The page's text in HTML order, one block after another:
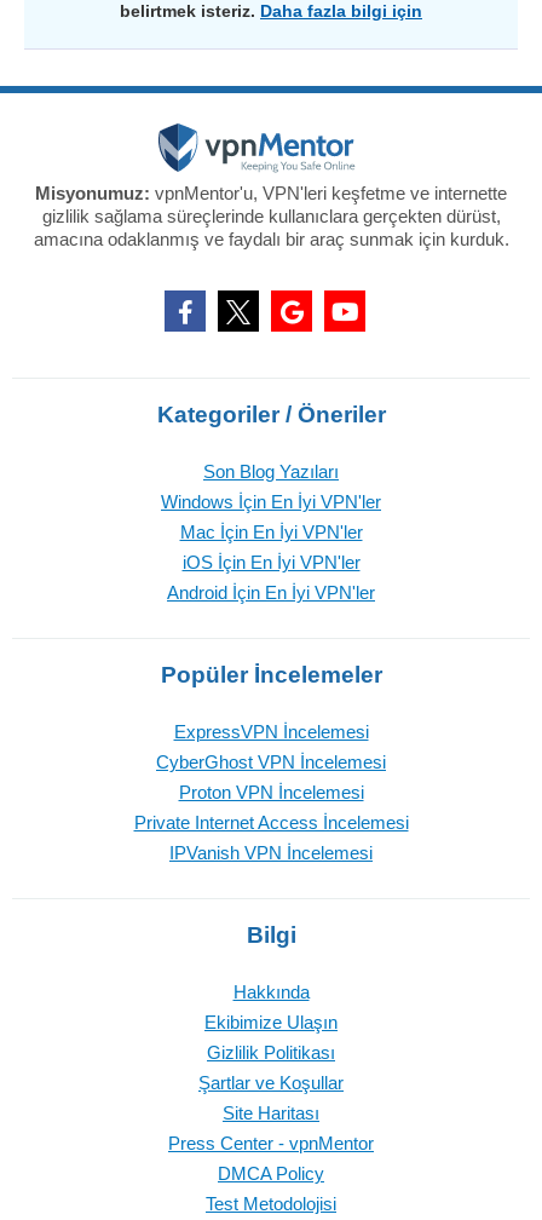
belirtmek isteriz. Daha fazla bilgi için
Misyonumuz: vpnMentor'u, VPN'leri keşfetme ve internette
gizlilik sağlama süreçlerinde kullanıclara gerçekten dürüst,
amacına odaklanmış ve faydalı bir araç sunmak için kurduk.
Kategoriler / Öneriler
Son Blog Yazıları
Windows İçin En İyi VPN'ler
Mac İçin En İyi VPN'ler
iOS İçin En İyi VPN'ler
Android İçin En İyi VPN'ler
Popüler İncelemeler
ExpressVPN İncelemesi
CyberGhost VPN İncelemesi
Proton VPN İncelemesi
Private Internet Access İncelemesi
IPVanish VPN İncelemesi
Bilgi
Hakkında
Ekibimize Ulaşın
Gizlilik Politikası
Şartlar ve Koşullar
Site Haritası
Press Center - vpnMentor
DMCA Policy
Test Metodolojisi